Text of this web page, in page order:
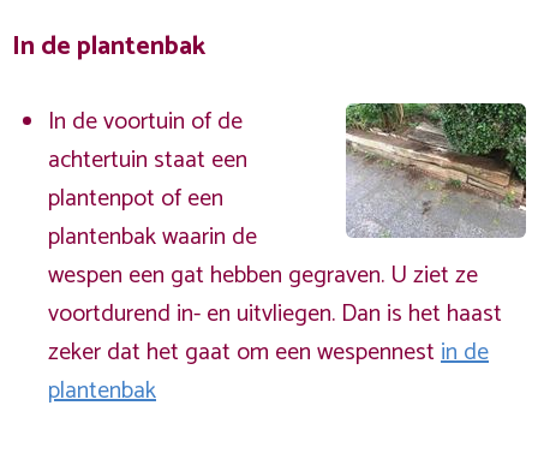
In de plantenbak
In de voortuin of de
achtertuin staat een
plantenpot of een
plantenbak waarin de
wespen een gat hebben gegraven. U ziet ze
voortdurend in- en uitvliegen. Dan is het haast
zeker dat het gaat om een wespennestin de
plantenbak